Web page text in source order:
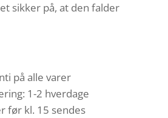
sikker på, at den falder
på alle varer
1-2 hverdage
før kl. 15 sendes